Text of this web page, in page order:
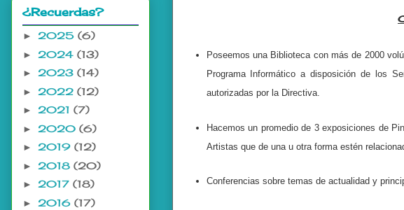
Poseemos una Biblioteca con más de 2000
Programa Informático a disposición de los
autorizadas por la Directiva.
Hacemos un promedio de 3 exposiciones de
Artistas que de una u otra forma estén
Conferencias sobre temas de actualidad y
¿Recuerdas?
► 2025 (6)
► 2024 (13)
► 2023 (14)
► 2022 (12)
► 2021 (7)
► 2020 (6)
► 2019 (12)
► 2018 (20)
► 2017 (18)
► 2016 (17)